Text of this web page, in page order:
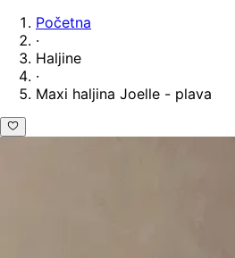
Početna
·
Haljine
·
Maxi haljina Joelle - plava